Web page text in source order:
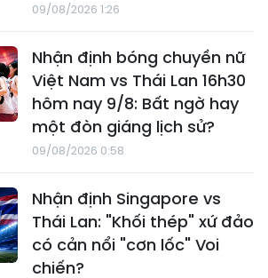
09/08/2026 1:26
Nhận định bóng chuyền nữ
Việt Nam vs Thái Lan 16h30
hôm nay 9/8: Bất ngờ hay
một đòn giáng lịch sử?
09/08/2026 0:58
Nhận định Singapore vs
Thái Lan: "Khối thép" xứ đảo
có cản nổi "cơn lốc" Voi
chiến?